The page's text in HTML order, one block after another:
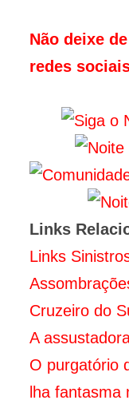
Não deixe
redes
Links
Links
Cruzeiro do
A
O purgatório
lha fantasma